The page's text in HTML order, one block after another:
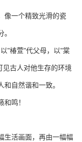
一个精致光滑的瓷
"椿萱"代父母，以"棠
古人对他生存的环境
自然谐和一致。
鸣！
活画面，再由一幅幅